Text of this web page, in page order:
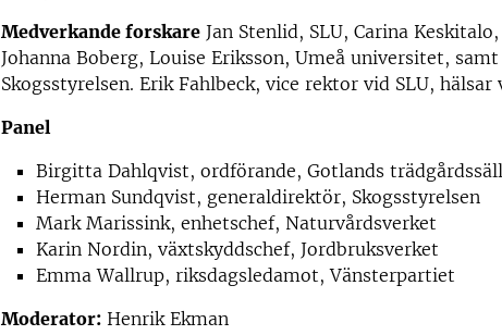
Medverkande forskare Jan Stenlid, SLU, Carina
Johanna Boberg, Louise Eriksson, Umeå universitet,
Skogsstyrelsen. Erik Fahlbeck, vice rektor vid SLU, hälsar
Panel
Birgitta Dahlqvist, ordförande, Gotlands
Herman Sundqvist, generaldirektör, Skogsstyrelsen
Mark Marissink, enhetschef, Naturvårdsverket
Karin Nordin, växtskyddschef, Jordbruksverket
Emma Wallrup, riksdagsledamot, Vänsterpartiet
Moderator: Henrik Ekman